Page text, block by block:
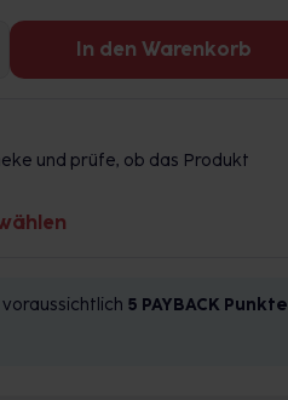
In den Warenkorb
und prüfe, ob das Produkt
5 PAYBACK Punkte